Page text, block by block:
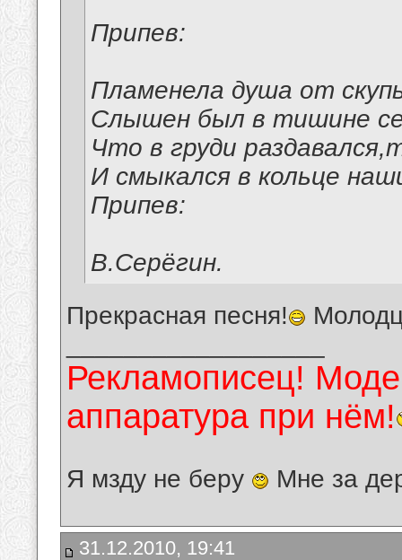
Припев:
Пламенела душа от
Слышен был в тишине
Что в груди
И смыкался в кольце
Припев:
В.Серёгин.
Прекрасная песня!
Рекламописец!
аппаратура при нём!
Я мзду не беру Мне за
31.12.2010, 19:41